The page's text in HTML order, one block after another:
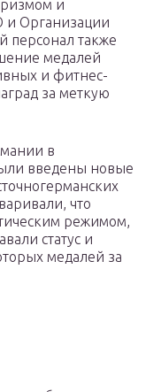
и
и Организации
также
медалей
и фитнес-
за меткую
в
введены новые
что
режимом,
статус и
медалей за